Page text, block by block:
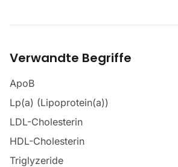
Verwandte Begriffe
ApoB
Lp(a) (Lipoprotein(a))
LDL-Cholesterin
HDL-Cholesterin
Triglyzeride